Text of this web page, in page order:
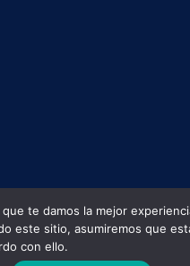
te damos la mejor
este sitio, asumiremos que
con ello.